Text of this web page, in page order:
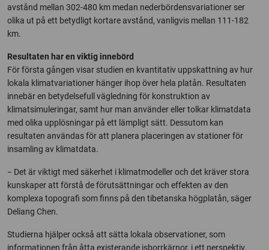
avstånd mellan 302-480 km medan nederbördensvariationer ser
olika ut på ett betydligt kortare avstånd, vanligvis mellan 111-182
km.
Resultaten har en viktig innebörd
För första gången visar studien en kvantitativ uppskattning av hur
lokala klimatvariationer hänger ihop över hela platån. Resultaten
innebär en betydelsefull vägledning för konstruktion av
klimatsimuleringar, samt hur man använder eller tolkar klimatdata
med olika upplösningar på ett lämpligt sätt. Dessutom kan
resultaten användas för att planera placeringen av stationer för
insamling av klimatdata.
− Det är viktigt med säkerhet i klimatmodeller och det kräver stora
kunskaper att förstå de förutsättningar och effekten av den
komplexa topografi som finns på den tibetanska högplatån, säger
Deliang Chen.
Studierna hjälper också att sätta lokala observationer, som
informationen från åtta existerande isborrkärnor, i ett perspektiv.